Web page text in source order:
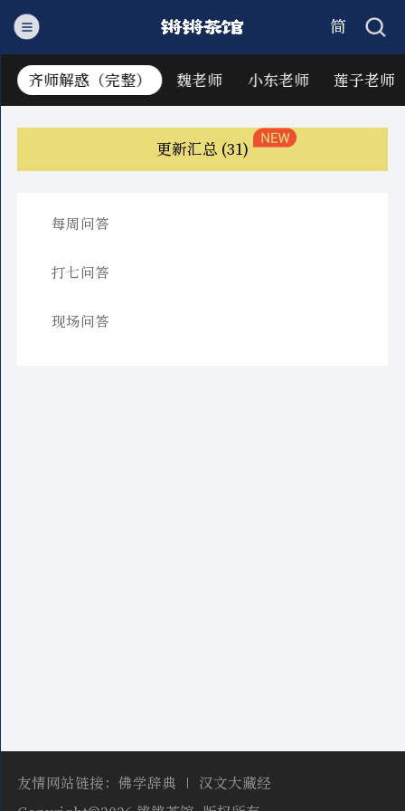
简
繁
齐师解惑（完整） 魏老师 小东老师 莲子老师
更新汇总 (31)
每周问答
打七问答
现场问答
友情网站链接：佛学辞典
汉文大藏经